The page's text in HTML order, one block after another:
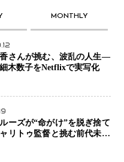
MONTHLY
さんが挑む、波乱の人生―
木数子をNetflixで実写化
ルーズが“命がけ”を脱ぎ捨て
リトゥ監督と挑む前代未聞
メディ「DIGGER ディガ